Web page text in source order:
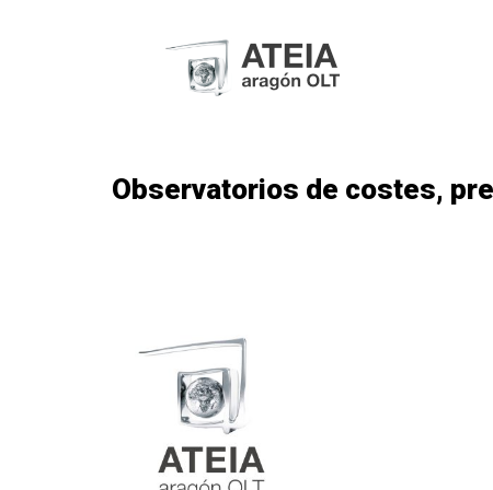
Observatorios de costes,